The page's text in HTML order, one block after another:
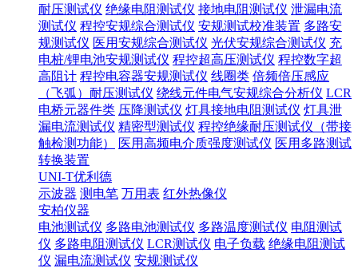
耐压测试仪 绝缘电阻测试仪 接地电阻测试仪 泄漏电流
测试仪 程控安规综合测试仪 安规测试校准装置 多路安
规测试仪 医用安规综合测试仪 光伏安规综合测试仪 充
电桩/锂电池安规测试仪 程控超高压测试仪 程控数字超
高阻计 程控电容器安规测试仪 线圈类 倍频倍压感应
（飞弧）耐压测试仪 绕线元件电气安规综合分析仪 LCR
电桥元器件类 压降测试仪 灯具接地电阻测试仪 灯具泄
漏电流测试仪 精密型测试仪 程控绝缘耐压测试仪（带接
触检测功能）
医用高频电介质强度测试仪 医用多路测试
转换装置
UNI-T优利德
示波器 测电笔 万用表 红外热像仪
安柏仪器
电池测试仪 多路电池测试仪 多路温度测试仪 电阻测试
仪 多路电阻测试仪 LCR测试仪 电子负载 绝缘电阻测试
仪 漏电流测试仪 安规测试仪